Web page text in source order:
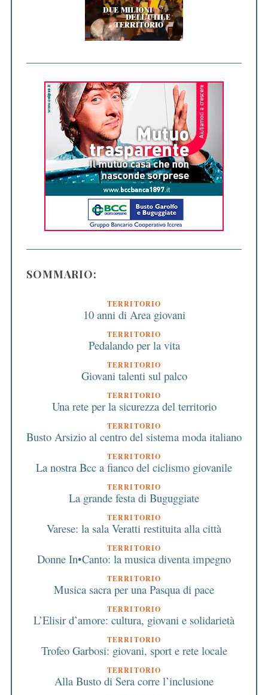
SOMMARIO:
TERRITORIO
10 anni di Area giovani
TERRITORIO
Pedalando per la vita
TERRITORIO
Giovani talenti sul palco
TERRITORIO
Una rete per la sicurezza del territorio
TERRITORIO
Busto Arsizio al centro del sistema moda italiano
TERRITORIO
La nostra Bcc a fianco del ciclismo giovanile
TERRITORIO
La grande festa di Buguggiate
TERRITORIO
Varese: la sala Veratti restituita alla città
TERRITORIO
Donne In•Canto: la musica diventa impegno
TERRITORIO
Musica sacra per una Pasqua di pace
TERRITORIO
L’Elisir d’amore: cultura, giovani e solidarietà
TERRITORIO
Trofeo Garbosi: giovani, sport e rete locale
TERRITORIO
Alla Busto di Sera corre l’inclusione